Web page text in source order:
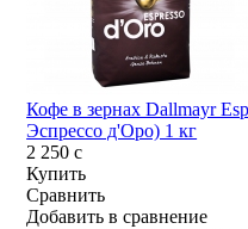
Кофе в зернах Dallmayr
Эспрессо д'Оро) 1 кг
2 250c
Купить
Сравнить
Добавить в сравнение